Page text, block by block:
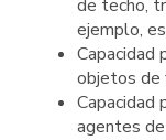
de techo,
ejemplo,
Capacidad
objetos de
Capacidad
agentes